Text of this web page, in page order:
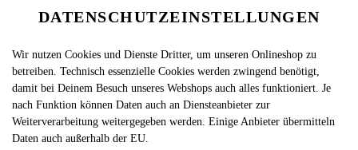
DATENSCHUTZEINSTELLUNGEN
Wir nutzen Cookies und Dienste Dritter, um unseren Onlineshop zu
betreiben. Technisch essenzielle Cookies werden zwingend benötigt,
damit bei Deinem Besuch unseres Webshops auch alles funktioniert. Je
nach Funktion können Daten auch an Diensteanbieter zur
Weiterverarbeitung weitergegeben werden. Einige Anbieter übermitteln
Daten auch außerhalb der EU.